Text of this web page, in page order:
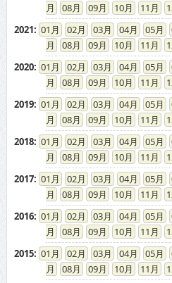
08
09 10 11
2021: 01 02 03 04 05
08
09 10 11
2020: 01 02 03 04 05
08
09 10 11
2019: 01 02 03 04 05
08
09 10 11
2018: 01 02 03 04 05
08
09 10 11
2017: 01 02 03 04 05
08
09 10 11
2016: 01 02 03 04 05
08
09 10 11
2015: 01 02 03 04 05
08
09 10 11